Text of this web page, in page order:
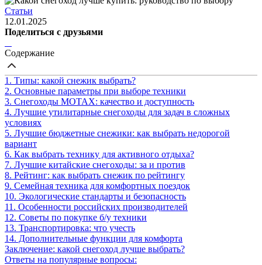
Статьи
12.01.2025
Поделиться с друзьями
Содержание
1. Типы: какой снежик выбрать?
2. Основные параметры при выборе техники
3. Снегоходы MOTAX: качество и доступность
4. Лучшие утилитарные снегоходы для задач в сложных
условиях
5. Лучшие бюджетные снежики: как выбрать недорогой
вариант
6. Как выбрать технику для активного отдыха?
7. Лучшие китайские снегоходы: за и против
8. Рейтинг: как выбрать снежик по рейтингу
9. Семейная техника для комфортных поездок
10. Экологические стандарты и безопасность
11. Особенности российских производителей
12. Советы по покупке б/у техники
13. Транспортировка: что учесть
14. Дополнительные функции для комфорта
Заключение: какой снегоход лучше выбрать?
Ответы на популярные вопросы: